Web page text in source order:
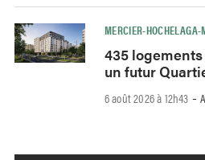
MERCIER-
435
un futur
6 août 2026 à 12h43 -